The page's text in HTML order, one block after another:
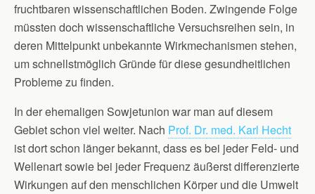
fruchtbaren wissenschaftlichen Boden. Zwingende Folge
müssten doch wissenschaftliche Versuchsreihen sein, in
deren Mittelpunkt unbekannte Wirkmechanismen stehen,
um schnellstmöglich Gründe für diese gesundheitlichen
Probleme zu finden.
In der ehemaligen Sowjetunion war man auf diesem
Gebiet schon viel weiter. Nach Prof. Dr. med. Karl Hecht
ist dort schon länger bekannt, dass es bei jeder Feld- und
Wellenart sowie bei jeder Frequenz äußerst differenzierte
Wirkungen auf den menschlichen Körper und die Umwelt